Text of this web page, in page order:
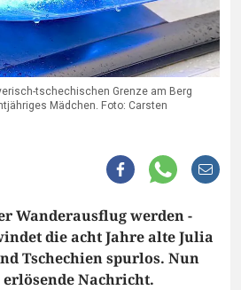
tschechischen Grenze am Berg
Mädchen. Foto: Carsten
Wanderausflug werden -
die acht Jahre alte Julia
Tschechien spurlos. Nun
Nachricht.